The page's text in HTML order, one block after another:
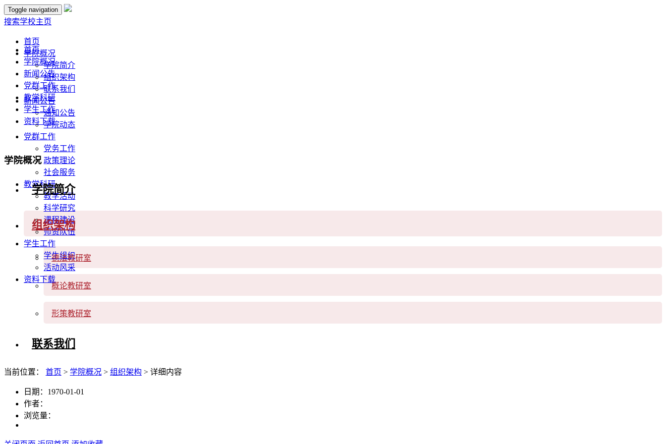
Toggle navigation
搜索学校主页
首页
学院概况
学院简介
组织架构
联系我们
新闻公告
通知公告
学院动态
党群工作
党务工作
政策理论
社会服务
教学科研
教学活动
科学研究
课程建设
师资队伍
学生工作
学生组织
活动风采
资料下载
首页
学院概况
新闻公告
党群工作
教学科研
学生工作
资料下载
学院概况
学院简介
组织架构
德法教研室
概论教研室
形策教研室
联系我们
当前位置： 首页 > 学院概况 > 组织架构 > 详细内容
日期：1970-01-01
作者：
浏览量：